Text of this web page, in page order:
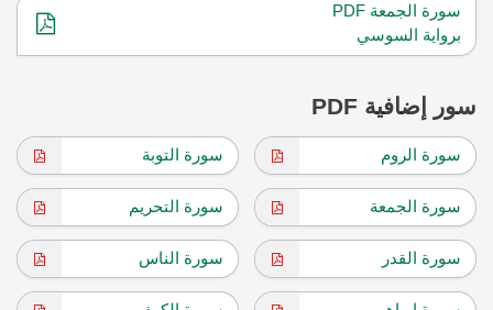
سورة الجمعة PDF
برواية السوسي
سور إضافية PDF
سورة الروم سورة التوبة
سورة الجمعة سورة التحريم
سورة القدر سورة الناس